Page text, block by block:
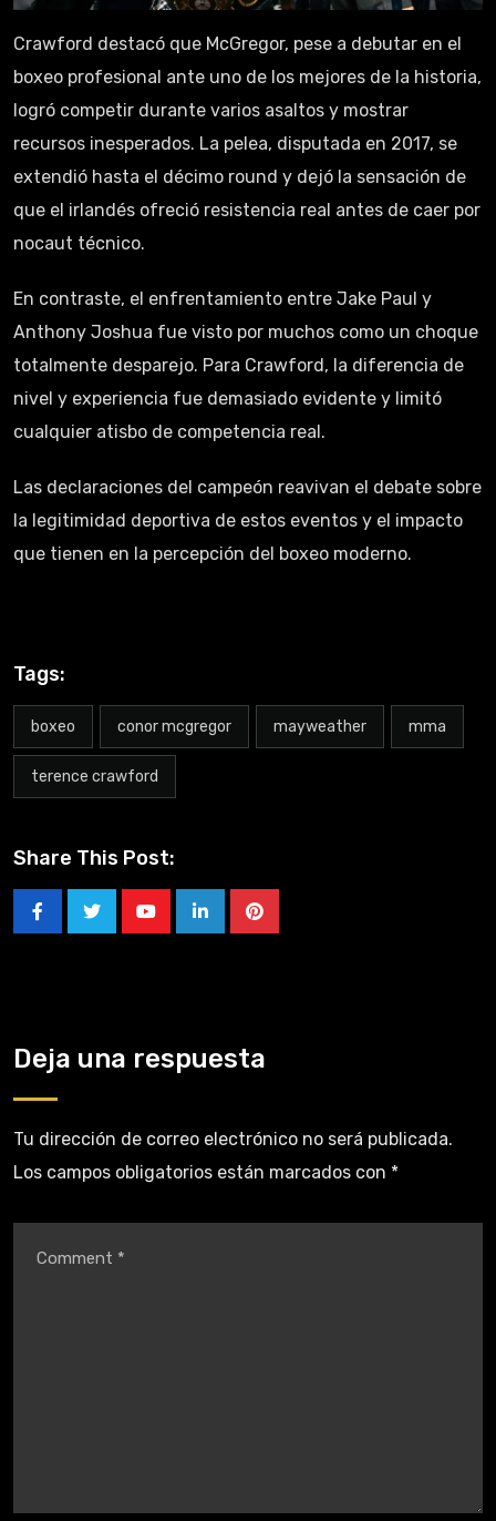
Crawford destacó que McGregor, pese a debutar en el
boxeo profesional ante uno de los mejores de la historia,
logró competir durante varios asaltos y mostrar
recursos inesperados. La pelea, disputada en 2017, se
extendió hasta el décimo round y dejó la sensación de
que el irlandés ofreció resistencia real antes de caer por
nocaut técnico.
En contraste, el enfrentamiento entre Jake Paul y
Anthony Joshua fue visto por muchos como un choque
totalmente desparejo. Para Crawford, la diferencia de
nivel y experiencia fue demasiado evidente y limitó
cualquier atisbo de competencia real.
Las declaraciones del campeón reavivan el debate sobre
la legitimidad deportiva de estos eventos y el impacto
que tienen en la percepción del boxeo moderno.
Tags:
boxeo conor mcgregor mayweather mma
terence crawford
Share This Post:
Deja una respuesta
Tu dirección de correo electrónico no será publicada.
Los campos obligatorios están marcados con *